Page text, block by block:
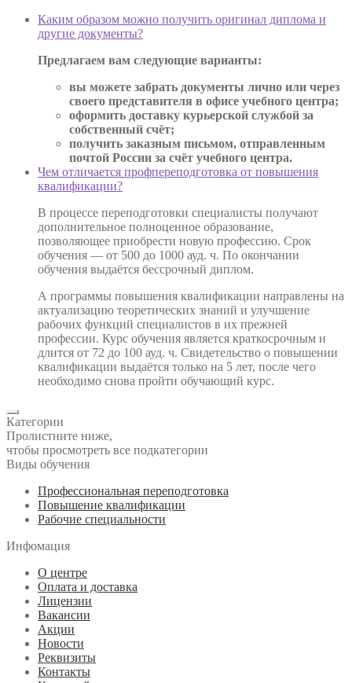
Каким образом можно получить оригинал диплома и
другие документы?
Предлагаем вам следующие варианты:
вы можете забрать документы лично или через
своего представителя в офисе учебного центра;
оформить доставку курьерской службой за
собственный счёт;
получить заказным письмом, отправленным
почтой России за счёт учебного центра.
Чем отличается профпереподготовка от повышения
квалификации?
В процессе переподготовки специалисты получают
дополнительное полноценное образование,
позволяющее приобрести новую профессию. Срок
обучения — от 500 до 1000 ауд. ч. По окончании
обучения выдаётся бессрочный диплом.
А программы повышения квалификации направлены на
актуализацию теоретических знаний и улучшение
рабочих функций специалистов в их прежней
профессии. Курс обучения является краткосрочным и
длится от 72 до 100 ауд. ч. Свидетельство о повышении
квалификации выдаётся только на 5 лет, после чего
необходимо снова пройти обучающий курс.
Категории
Пролистните ниже,
чтобы просмотреть все подкатегории
Виды обучения
Профессиональная переподготовка
Повышение квалификации
Рабочие специальности
Инфомация
О центре
Оплата и доставка
Лицензии
Вакансии
Акции
Новости
Реквизиты
Контакты